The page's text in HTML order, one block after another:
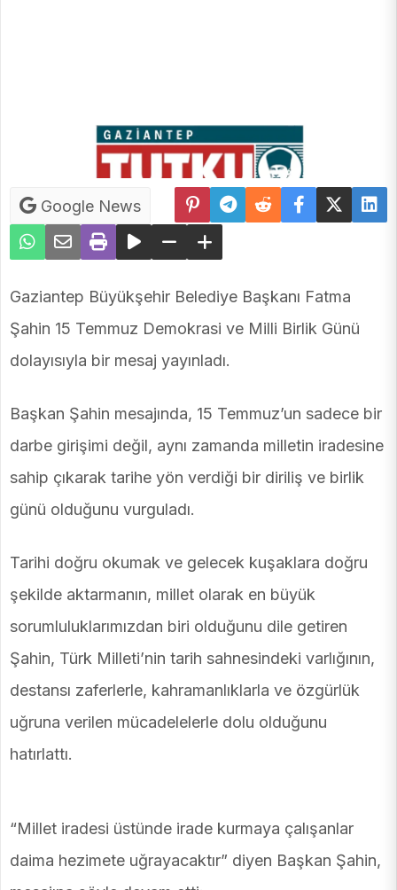
Google News
Gaziantep Büyükşehir Belediye Başkanı Fatma
Şahin 15 Temmuz Demokrasi ve Milli Birlik Günü
dolayısıyla bir mesaj yayınladı.
Başkan Şahin mesajında, 15 Temmuz’un sadece bir
darbe girişimi değil, aynı zamanda milletin iradesine
sahip çıkarak tarihe yön verdiği bir diriliş ve birlik
günü olduğunu vurguladı.
Tarihi doğru okumak ve gelecek kuşaklara doğru
şekilde aktarmanın, millet olarak en büyük
sorumluluklarımızdan biri olduğunu dile getiren
Şahin, Türk Milleti’nin tarih sahnesindeki varlığının,
destansı zaferlerle, kahramanlıklarla ve özgürlük
uğruna verilen mücadelelerle dolu olduğunu
hatırlattı.
“Millet iradesi üstünde irade kurmaya çalışanlar
daima hezimete uğrayacaktır” diyen Başkan Şahin,